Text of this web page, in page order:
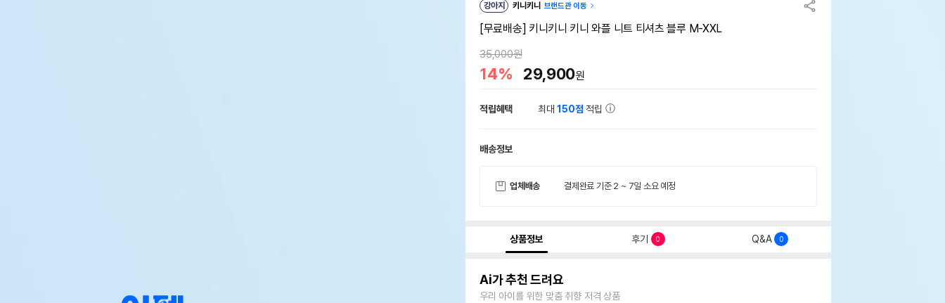
강아지 키니키니 브랜드관 이동
[무료배송] 키니키니 키니 와플 니트 티셔츠 블루 M-XXL
35,000원
14% 29,900원
적립혜택 최대150점 적립
배송정보
업체배송 결제완료 기준 2 ~ 7일 소요 예정
상품정보 후기 0 Q&A 0
Ai가 추천 드려요
우리 아이를 위한 맞춤 취향 저격 상품